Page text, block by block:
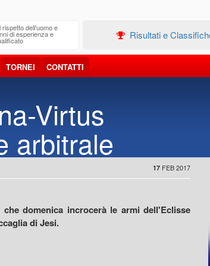
dell'uomo e
di esperienza e Risultati e
TORNEI CONTATTI
Virtus
arbitrale
17 FEB 2017
domenica incrocerà le armi dell'Eclisse
di Jesi.